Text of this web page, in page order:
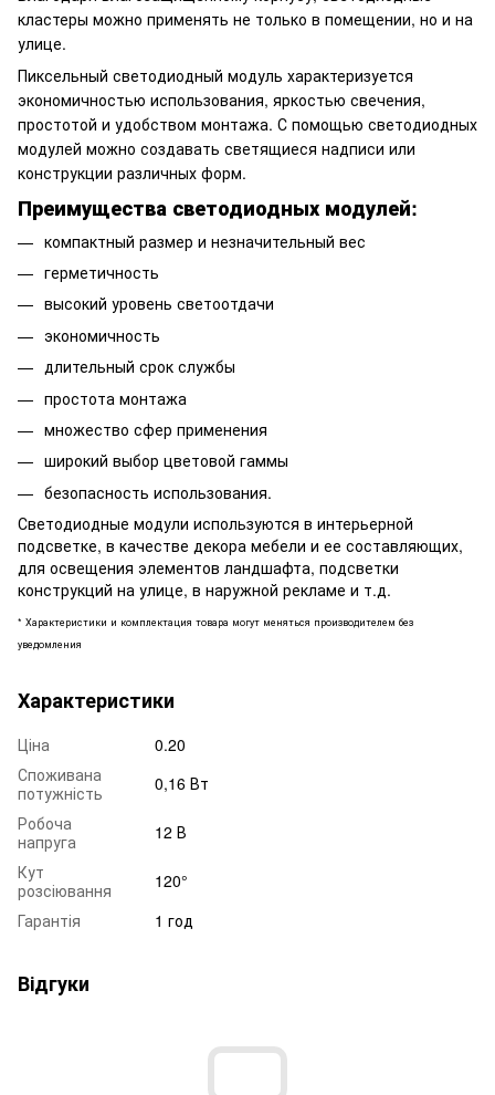
кластеры можно применять не только в помещении, но и на
улице.
Пиксельный светодиодный модуль характеризуется
экономичностью использования, яркостью свечения,
простотой и удобством монтажа. С помощью светодиодных
модулей можно создавать светящиеся надписи или
конструкции различных форм.
Преимущества светодиодных модулей:
компактный размер и незначительный вес
герметичность
высокий уровень светоотдачи
экономичность
длительный срок службы
простота монтажа
множество сфер применения
широкий выбор цветовой гаммы
безопасность использования.
Светодиодные модули используются в интерьерной
подсветке, в качестве декора мебели и ее составляющих,
для освещения элементов ландшафта, подсветки
конструкций на улице, в наружной рекламе и т.д.
* Характеристики и комплектация товара могут меняться производителем без
уведомления
Характеристики
Ціна
0.20
Споживана
потужність
0,16 Вт
Робоча
напруга
12 В
Кут
розсіювання
120°
Гарантія
1 год
Відгуки